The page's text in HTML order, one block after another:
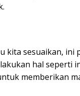
kita sesuaikan,
hal seperti
memberikan